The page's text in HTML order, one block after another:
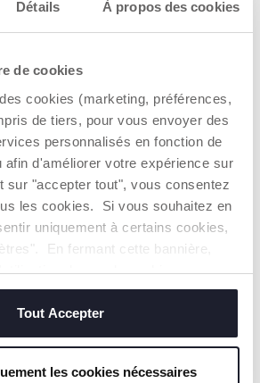
Détails À propos des cookies
de cookies
cookies (marketing, préférences,
de tiers, pour vous envoyer des
personnalisés en fonction de
afin d'améliorer votre expérience sur
"accepter tout", vous consentez
les cookies. Si vous souhaitez en
uniquement à certains cookies,
En fermant cette bannière,
des seuls cookies
essentiels au service demandé.
Tout Accepter
les cookies nécessaires
DU PRODUIT
votre
être
mois ;
enfant
kg et
adulte
PLATEAU INCLUS
accessoire très utile
lorsque la table est
a besoin d'espace ou
pour les repas rapides.